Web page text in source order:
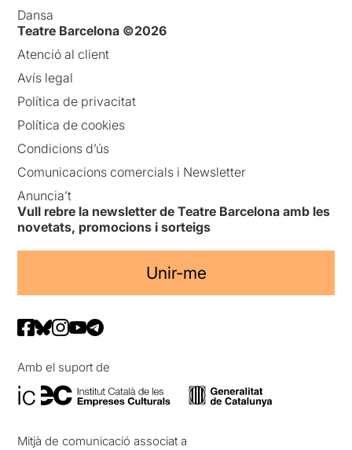
Dansa
Teatre Barcelona ©2026
Atenció al client
Avís legal
Política de privacitat
Política de cookies
Condicions d’ús
Comunicacions comercials i Newsletter
Anuncia’t
Vull rebre la newsletter de Teatre Barcelona amb les
novetats, promocions i sorteigs
Unir-me
Amb el suport de
Mitjà de comunicació associat a